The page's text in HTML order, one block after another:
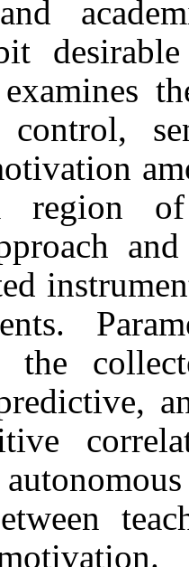
control,
region
the